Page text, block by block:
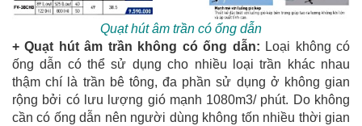
Quạt hút âm trần có ống dẫn
+ Quạt hút âm trần không có ống dẫn: Loại không có
ống dẫn có thể sử dụng cho nhiều loại trần khác nhau
thậm chí là trần bê tông, đa phần sử dụng ở không gian
rộng bởi có lưu lượng gió mạnh 1080m3/ phút. Do không
cần có ống dẫn nên người dùng không tốn nhiều thời gian